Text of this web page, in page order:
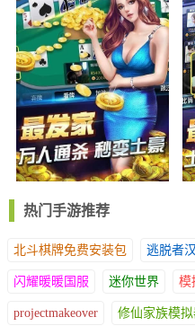
3、平台收录丰富多样的服务类
多元化的参与方式与赛事数据
优势魅力
特色预测功能，资讯及时送达
项查询工具。及时推送最新动
便捷账户操作，交流使用心得
效。用户可分享参与心得，系
色。
专业解析服务，优化参与方案
游戏优点
提升应用技能，观看赛事资讯
参数设置。实时查看赛事资讯
热门手游推荐
北斗棋牌免费安装包 逃脱者
闪耀暖暖国服 迷你世界 模
projectmakeover 修仙家族模